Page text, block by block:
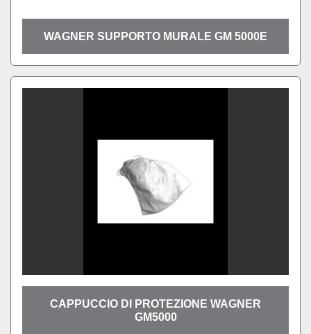
WAGNER SUPPORTO MURALE GM 5000E
CAPPUCCIO DI PROTEZIONE WAGNER
GM5000